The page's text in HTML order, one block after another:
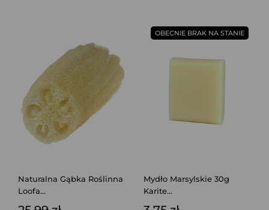
Naturalna Gąbka Roślinna
Loofa...
Mydło Marsylskie 30g
Karite...
OBECNIE BRAK NA STANIE